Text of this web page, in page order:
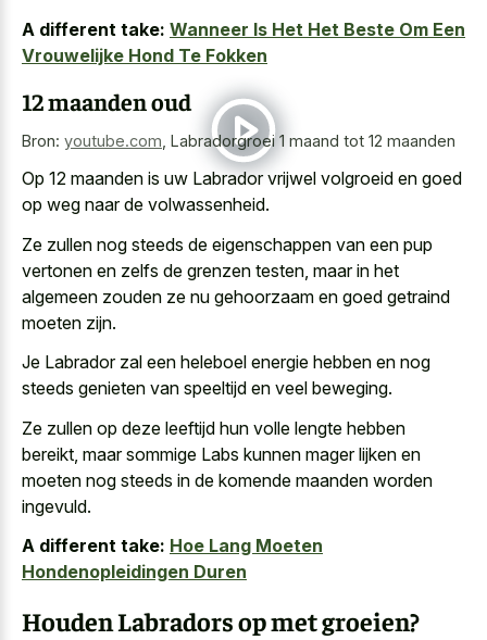
A different take: Wanneer Is Het Het Beste Om Een
Vrouwelijke Hond Te Fokken
12 maanden oud
Bron: youtube.com Labradorgroei 1 maand tot 12 maanden
Op 12 maanden is uw Labrador vrijwel volgroeid en goed
op weg naar de volwassenheid.
Ze zullen nog steeds de eigenschappen van een pup
vertonen en zelfs de grenzen testen, maar in het
algemeen zouden ze nu gehoorzaam en goed getraind
moeten zijn.
Je Labrador zal een heleboel energie hebben en nog
steeds genieten van speeltijd en veel beweging.
Ze zullen op deze leeftijd hun volle lengte hebben
bereikt, maar sommige Labs kunnen mager lijken en
moeten nog steeds in de komende maanden worden
ingevuld.
A different take: Hoe Lang Moeten
Hondenopleidingen Duren
Houden Labradors op met groeien?